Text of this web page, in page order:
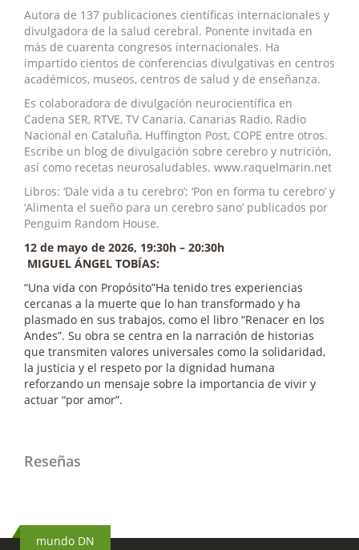
Autora de 137 publicaciones científicas internacionales y
divulgadora de la salud cerebral. Ponente invitada en
más de cuarenta congresos internacionales. Ha
impartido cientos de conferencias divulgativas en centros
académicos, museos, centros de salud y de enseñanza.
Es colaboradora de divulgación neurocientífica en
Cadena SER, RTVE, TV Canaria, Canarias Radio, Radio
Nacional en Cataluña, Huffington Post, COPE entre otros.
Escribe un blog de divulgación sobre cerebro y nutrición,
así como recetas neurosaludables. www.raquelmarin.net
Libros: ‘Dale vida a tu cerebro’; ‘Pon en forma tu cerebro’ y
‘Alimenta el sueño para un cerebro sano’ publicados por
Penguim Random House.
12 de mayo de 2026, 19:30h – 20:30h
MIGUEL ÁNGEL TOBÍAS:
“Una vida con Propósito”Ha tenido tres experiencias
cercanas a la muerte que lo han transformado y ha
plasmado en sus trabajos, como el libro “Renacer en los
Andes”. Su obra se centra en la narración de historias
que transmiten valores universales como la solidaridad,
la justicia y el respeto por la dignidad humana
reforzando un mensaje sobre la importancia de vivir y
actuar “por amor”.
Reseñas
mundo DN